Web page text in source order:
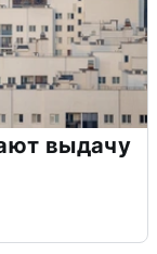
выдачу